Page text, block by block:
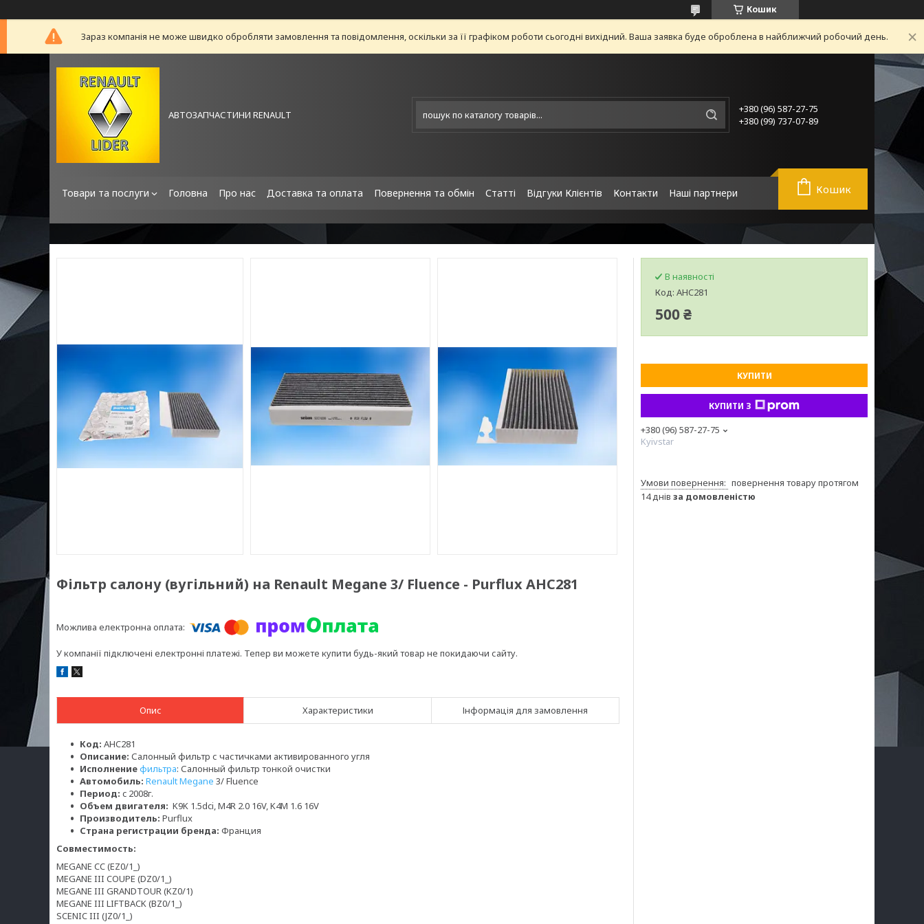
Кошик
Зараз компанія не може швидко обробляти замовлення та повідомлення, оскільки за її графіком роботи сьогодні вихідний. Ваша заявка буде оброблена в найближчий робочий день.
АВТОЗАПЧАСТИНИ RENAULT
+380 (96) 587-27-75
+380 (99) 737-07-89
Товари та послуги Головна Про нас Доставка та оплата Повернення та обмін Статті Відгуки Клієнтів Контакти Наші партнери Кошик
Фільтр салону (вугільний) на Renault Megane 3/ Fluence - Purflux AHC281
У компанії підключені електронні платежі. Тепер ви можете купити будь-який товар не покидаючи сайту.
Опис Характеристики Інформація для замовлення
Код: AHC281
Описание: Салонный фильтр с частичками активированного угля
Исполнениефильтра: Салонный фильтр тонкой очистки
Автомобиль: Renault Megane 3/ Fluence
Период: c 2008г.
Объем двигателя: K9K 1.5dci, M4R 2.0 16V, K4M 1.6 16V
Производитель: Purflux
Страна регистрации бренда: Франция
Совместимость:
MEGANE CC (EZ0/1_)
MEGANE III COUPE (DZ0/1_)
MEGANE III GRANDTOUR (KZ0/1)
MEGANE III LIFTBACK (BZ0/1_)
SCENIC III (JZ0/1_)
В наявності
Код: AHC281
500 ₴
КУПИТИ
КУПИТИ З
+380 (96) 587-27-75
Kyivstar
повернення товару протягом
14 днів за домовленістю